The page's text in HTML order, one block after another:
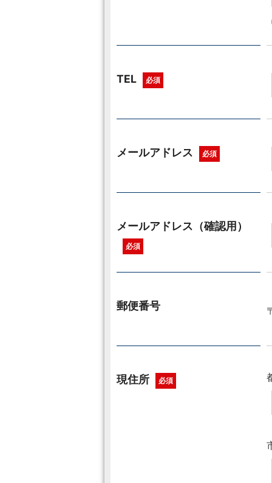
TEL 必須
メールアドレス 必須
メールアドレス（確認用）
必須
郵便番号
現住所 必須